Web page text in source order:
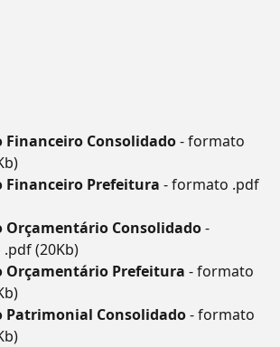
Financeiro Consolidado- formato
Financeiro Prefeitura - formato .pdf
Orçamentário Consolidado-
(20Kb)
Orçamentário Prefeitura - formato
Patrimonial Consolidado- formato